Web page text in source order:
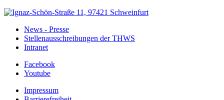
News - Presse
Stellenausschreibungen der THWS
Intranet
Facebook
Youtube
Impressum